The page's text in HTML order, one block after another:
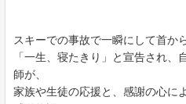
スキーでの事故で一瞬にして首か
「一生、寝たきり」と宣告され
師が、
家族や生徒の応援と、感謝の心に